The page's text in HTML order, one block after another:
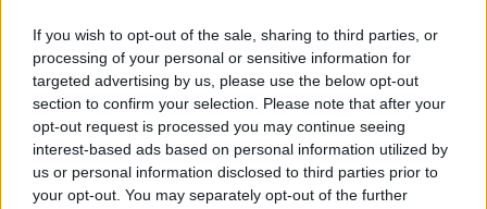
If you wish to opt-out of the sale, sharing to third parties, or
processing of your personal or sensitive information for
targeted advertising by us, please use the below opt-out
section to confirm your selection. Please note that after your
opt-out request is processed you may continue seeing
interest-based ads based on personal information utilized by
us or personal information disclosed to third parties prior to
your opt-out. You may separately opt-out of the further